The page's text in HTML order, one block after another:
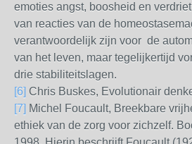
emoties angst, boosheid en
van reacties van de
verantwoordelijk zijn voor de
van het leven, maar tegelijkertijd
drie stabiliteitslagen.
[6] Chris Buskes, Evolutionair
[7] Michel Foucault, Breekbare
ethiek van de zorg voor zichzelf.